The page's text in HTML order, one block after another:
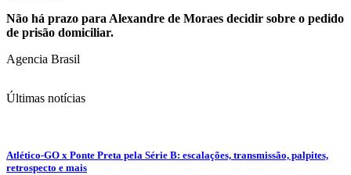
Não há prazo para Alexandre de Moraes decidir sobre o pedido
de prisão domiciliar.
Agencia Brasil
Últimas notícias
Atlético-GO x Ponte Preta pela Série B: escalações, transmissão, palpites,
retrospecto e mais